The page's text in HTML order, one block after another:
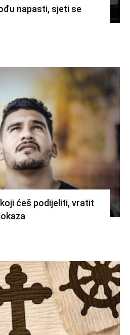
napasti, sjeti se
ćeš podijeliti, vratit